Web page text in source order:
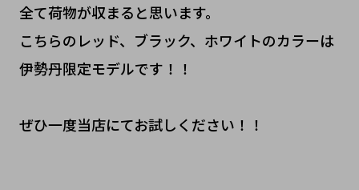
全て荷物が収まると思います。
こちらのレッド、ブラック、ホワイトのカラーは
伊勢丹限定モデルです！！
ぜひ一度当店にてお試しください！！